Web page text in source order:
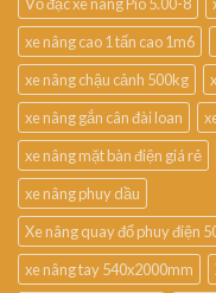
xe nâng cao 1 tấn cao 1m6
xe nâng chậu cảnh 500kg
xe nâng gắn cân đài loan
xe nâng mặt bàn điện giá rẻ
xe nâng phuy dầu
Xe nâng quay đổ phuy điện
xe nâng tay 540x2000mm